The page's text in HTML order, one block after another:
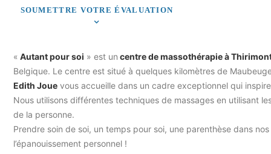
SOUMETTRE VOTRE ÉVALUATION
« Autant pour soi » est un centre de massothérapie à
Belgique. Le centre est situé à quelques kilomètres de
Edith Joue vous accueille dans un cadre exceptionnel qui
Nous utilisons différentes techniques de massages en utilisant
de la personne.
Prendre soin de soi, un temps pour soi, une parenthèse dans
l’épanouissement personnel !